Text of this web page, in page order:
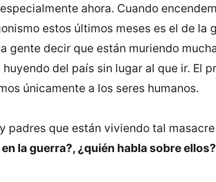
ahora. Cuando
estos últimos meses es el de la
gente decir que están muriendo
del país sin lugar al que ir. El
únicamente a los seres humanos.
padres que están viviendo tal
la guerra?, ¿quién habla sobre